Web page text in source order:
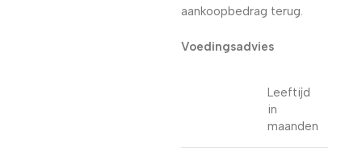
aankoopbedrag terug.
Voedingsadvies
Leeftijd
in
maanden